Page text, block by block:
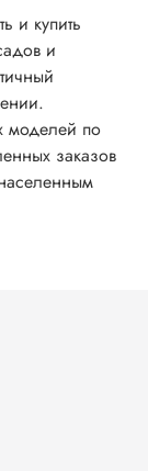
и купить
и
моделей по
заказов